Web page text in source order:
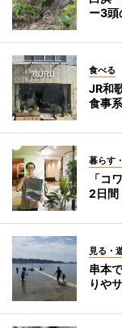
ー3頭
食べる
JR和
食事
暮らす
「コ
2日間
見る・
串本
りや